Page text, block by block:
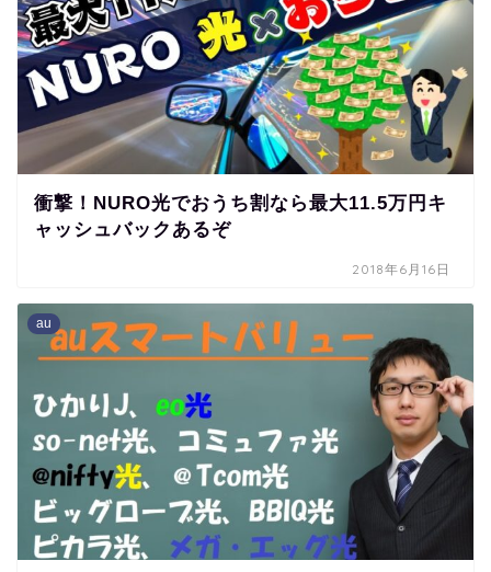
衝撃！NURO光でおうち割なら最大11.5万円キ
ャッシュバックあるぞ
2018年6月16日
au